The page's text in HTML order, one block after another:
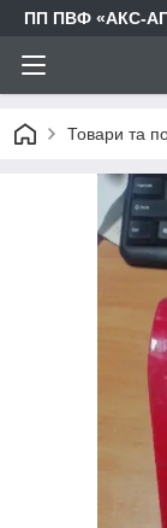
ПП ПВФ «АКС-
Товари та